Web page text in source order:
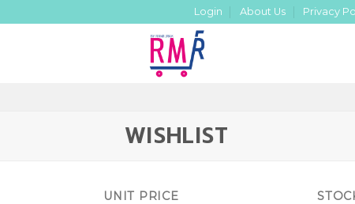
Login About Us Privacy
WISHLIST
UNIT PRICE